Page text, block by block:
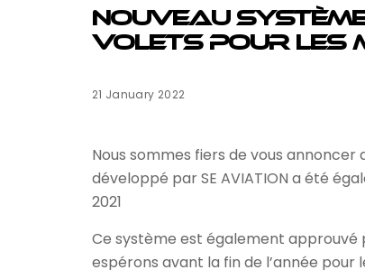
Nouveau
volets pour les
21 January 2022
Nous sommes fiers de vous
développé par SE AVIATION a été
2021
Ce système est également approuvé
espérons avant la fin de l’année pour